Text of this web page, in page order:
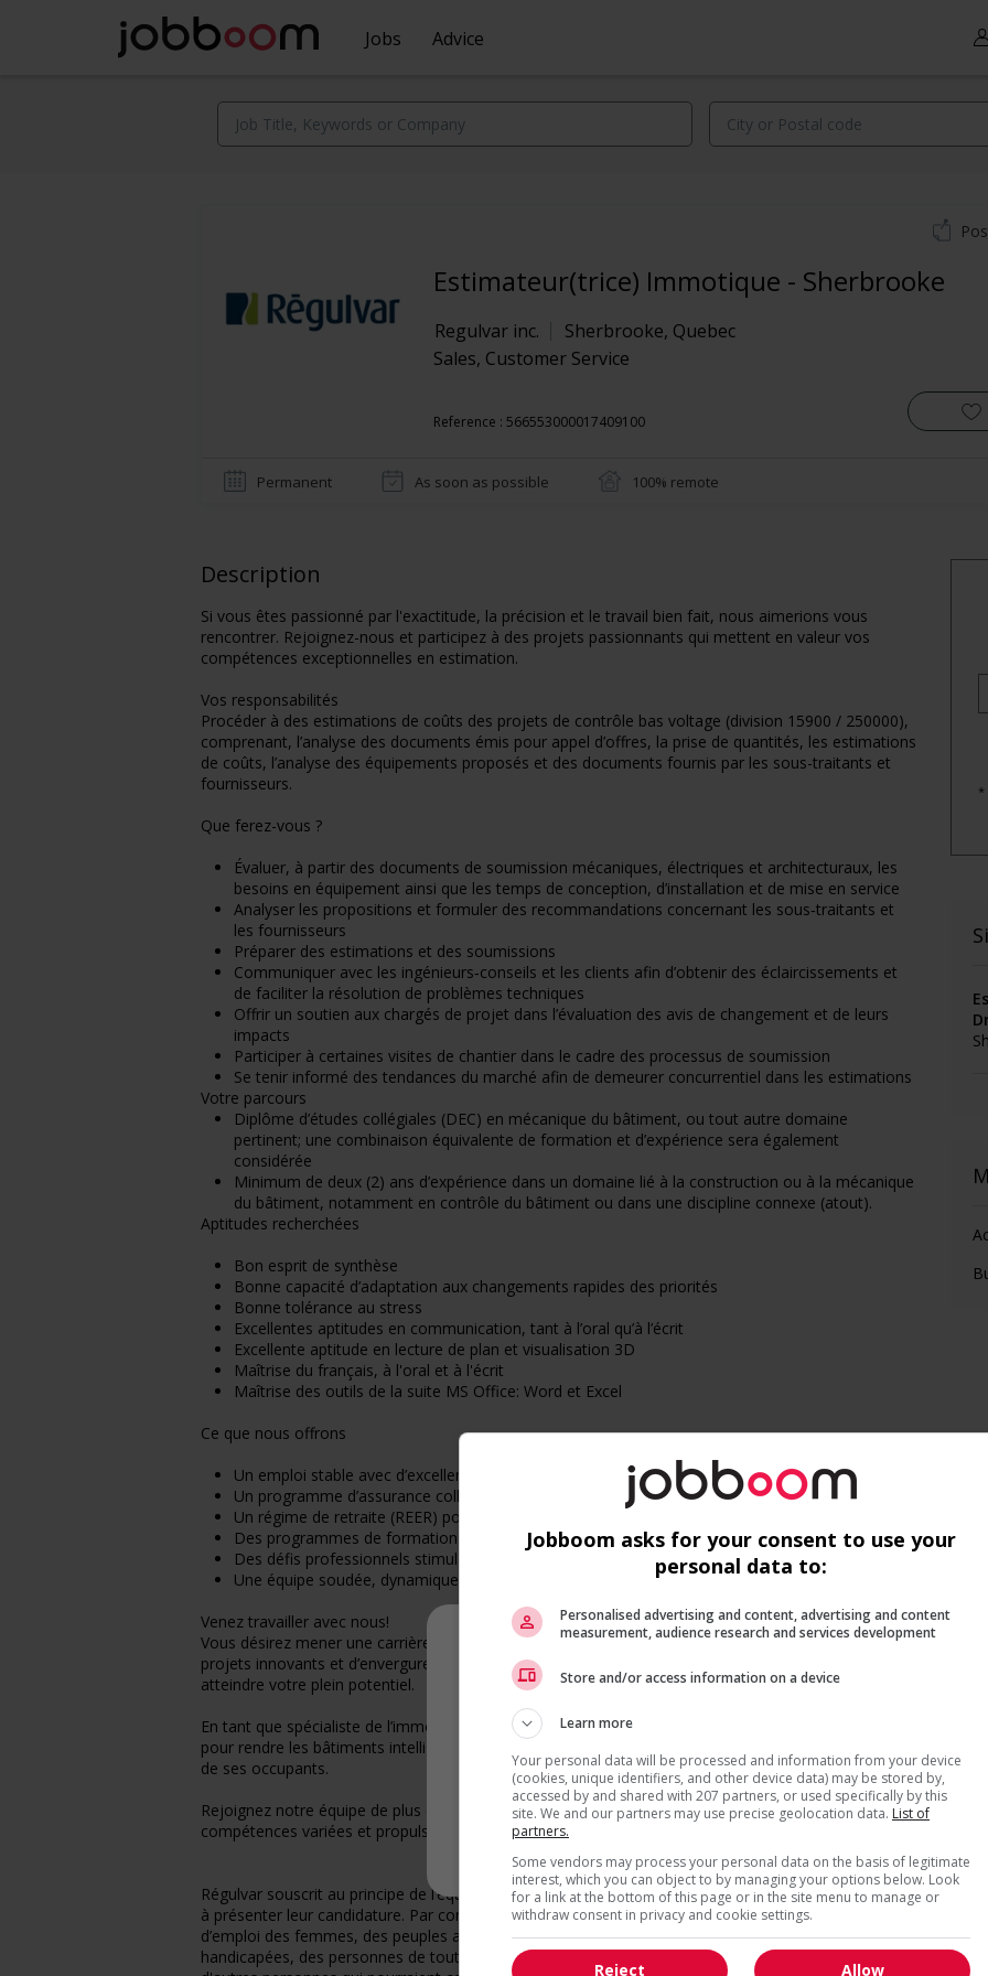
Get similar jobs by email
* You can cancel this job alert at any time
Jobs Advice
Estimateur(trice) Immotique - Sherbrooke
Regulvar inc. Sherbrooke, Quebec
Sales, Customer Service
Reference : 566553000017409100
Permanent As soon as possible 100% remote
Description
Si vous êtes passionné par l'exactitude, la précision et le travail bien fait, nous aimerions vous
rencontrer. Rejoignez-nous et participez à des projets passionnants qui mettent en valeur vos
compétences exceptionnelles en estimation.
Vos responsabilités
Procéder à des estimations de coûts des projets de contrôle bas voltage (division 15900 / 250000),
comprenant, l’analyse des documents émis pour appel d’offres, la prise de quantités, les estimations
de coûts, l’analyse des équipements proposés et des documents fournis par les sous-traitants et
fournisseurs.
Que ferez-vous ?
Évaluer, à partir des documents de soumission mécaniques, électriques et architecturaux, les
besoins en équipement ainsi que les temps de conception, d’installation et de mise en service
Analyser les propositions et formuler des recommandations concernant les sous‑traitants et
les fournisseurs
Préparer des estimations et des soumissions
Communiquer avec les ingénieurs‑conseils et les clients afin d’obtenir des éclaircissements et
de faciliter la résolution de problèmes techniques
Offrir un soutien aux chargés de projet dans l’évaluation des avis de changement et de leurs
impacts
Participer à certaines visites de chantier dans le cadre des processus de soumission
Se tenir informé des tendances du marché afin de demeurer concurrentiel dans les estimations
Votre parcours
Diplôme d’études collégiales (DEC) en mécanique du bâtiment, ou tout autre domaine
pertinent; une combinaison équivalente de formation et d’expérience sera également
considérée
Minimum de deux (2) ans d’expérience dans un domaine lié à la construction ou à la mécanique
du bâtiment, notamment en contrôle du bâtiment ou dans une discipline connexe (atout).
Aptitudes recherchées
Bon esprit de synthèse
Bonne capacité d’adaptation aux changements rapides des priorités
Bonne tolérance au stress
Excellentes aptitudes en communication, tant à l’oral qu’à l’écrit
Excellente aptitude en lecture de plan et visualisation 3D
Maîtrise du français, à l'oral et à l'écrit
Maîtrise des outils de la suite MS Office: Word et Excel
Ce que nous offrons
Un emploi stable avec d’excellentes conditions de travail
Un programme d’assurance collective concurrentiel, incluant soins dentaires et soins de la vue
Un régime de retraite (REER) pour soutenir votre sécurité financière future
Des programmes de formation continue pour favoriser le développement professionnel
Des défis professionnels stimulants adaptés à votre expertise
Une équipe soudée, dynamique et collaborative
Venez travailler avec nous!
Vous désirez mener une carrière enrichissante dans un environnement de travail dynamique? Les
projets innovants et d’envergure vous intéressent? Joignez-vous à la grande famille de Régulvar pour
atteindre votre plein potentiel.
En tant que spécialiste de l’immotique depuis plus de 50 ans, nous nous dépassons chaque jour
pour rendre les bâtiments intelligents, performants et écoénergétiques tout en améliorant le confort
de ses occupants.
Rejoignez notre équipe de plus de 700 employés au Québec et en Ontario pour développer des
compétences variées et propulser votre carrière à la hauteur de vos ambitions!
Régulvar souscrit au principe de l’équité en matière d’emploi et invite toutes les personnes qualifiées
à présenter leur candidature. Par conséquent, Régulvar accueille favorablement les demandes
d’emploi des femmes, des peuples autochtones, des minorités ethniques, des personnes
handicapées, des personnes de toutes orientations et identités sexuelles, des minorités visibles, et
*
Jobboom asks for your consent to use your
personal data to:
Personalised advertising and content, advertising and content
measurement, audience research and services development
Store and/or access information on a device
Learn more
Your personal data will be processed and information from your device
(cookies, unique identifiers, and other device data) may be stored by,
accessed by and shared with 207 partners, or used specifically by this
site. We and our partners may use precise geolocation data. List of
partners.
Some vendors may process your personal data on the basis of legitimate
interest, which you can object to by managing your options below. Look
for a link at the bottom of this page or in the site menu to manage or
withdraw consent in privacy and cookie settings.
Allow
Reject